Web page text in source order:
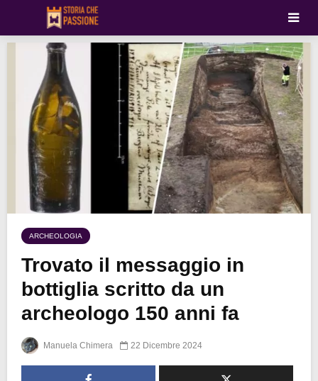
ARCHEOLOGIA
Trovato il messaggio in
bottiglia scritto da un
archeologo 150 anni fa
Manuela Chimera 22 Dicembre 2024